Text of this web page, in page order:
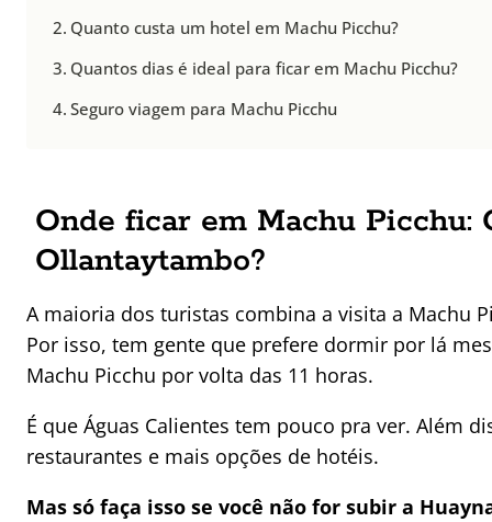
Quanto custa um hotel em Machu Picchu?
Quantos dias é ideal para ficar em Machu Picchu?
Seguro viagem para Machu Picchu
Onde ficar em Machu Picchu:
Ollantaytambo?
A maioria dos turistas combina a visita a Machu
Por isso, tem gente que prefere dormir por lá
Machu Picchu por volta das 11 horas.
É que Águas Calientes tem pouco pra ver. Além
restaurantes e mais opções de hotéis.
Mas só faça isso se você não for subir a